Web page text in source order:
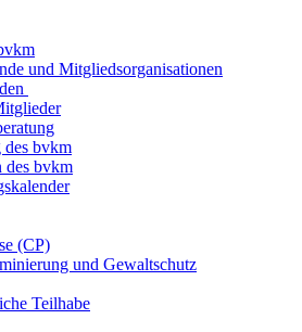
und Mitgliedsorganisationen
des bvkm
des bvkm
(CP)
und Gewaltschutz
Teilhabe